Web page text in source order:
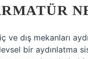
ve dış mekanları
bir aydınlatma